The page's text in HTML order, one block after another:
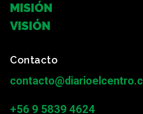
MISIÓN
VISIÓN
Contacto
contacto@diarioelcentro.cl
+56 9 5839 4624